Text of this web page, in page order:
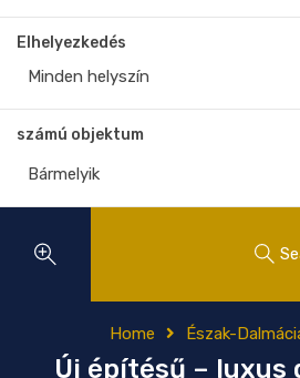
Elhelyezkedés
Minden helyszín
számú objektum
Home Észak-
Új építésű – luxus